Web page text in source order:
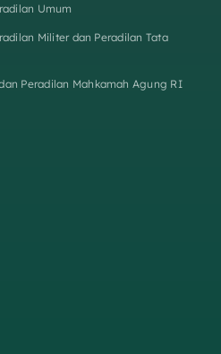
Umum
Militer dan Peradilan Tata
Peradilan Mahkamah Agung RI